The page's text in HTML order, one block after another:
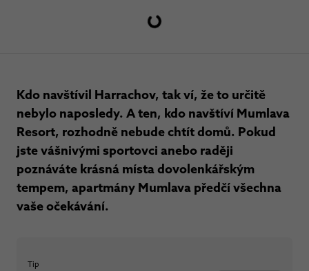
Kdo navštívil Harrachov, tak ví, že to určitě
nebylo naposledy. A ten, kdo navštíví Mumlava
Resort, rozhodně nebude chtít domů. Pokud
jste vášnivými sportovci anebo raději
poznáváte krásná místa dovolenkářským
tempem, apartmány Mumlava předčí všechna
vaše očekávání.
Tip